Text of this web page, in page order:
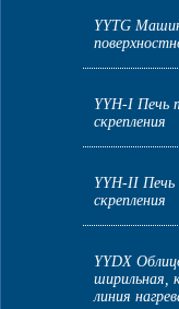
YYTG
YYH-I Печь
скрепления
YYH-II Печь
скрепления
YYDX
ширильная,
линия